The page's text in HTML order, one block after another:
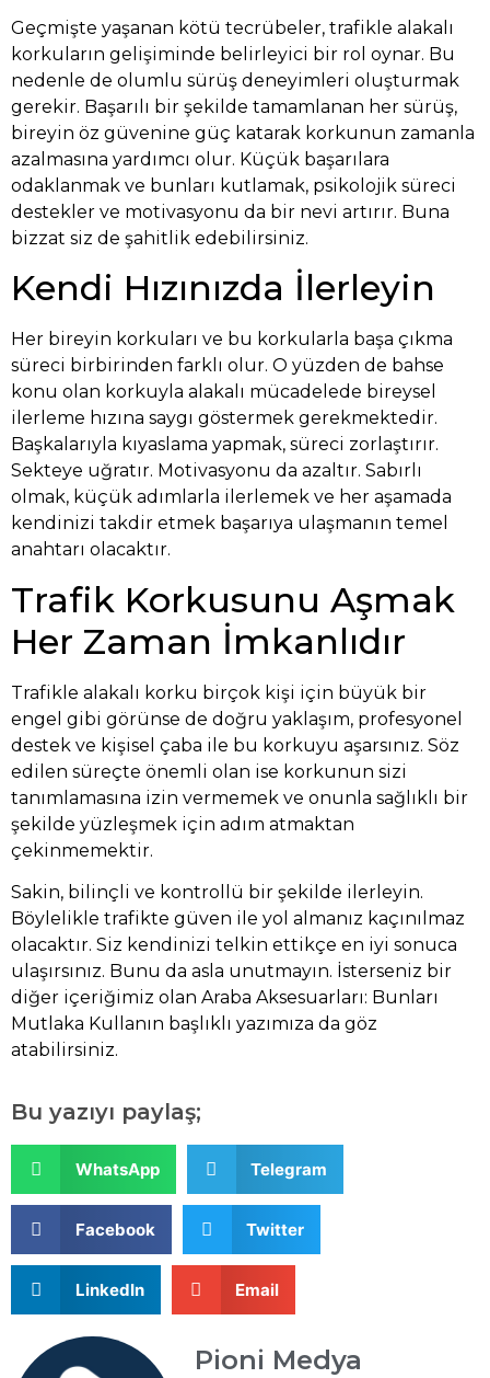
Geçmişte yaşanan kötü tecrübeler, trafikle alakalı
korkuların gelişiminde belirleyici bir rol oynar. Bu
nedenle de olumlu sürüş deneyimleri oluşturmak
gerekir. Başarılı bir şekilde tamamlanan her sürüş,
bireyin öz güvenine güç katarak korkunun zamanla
azalmasına yardımcı olur. Küçük başarılara
odaklanmak ve bunları kutlamak, psikolojik süreci
destekler ve motivasyonu da bir nevi artırır. Buna
bizzat siz de şahitlik edebilirsiniz.
Kendi Hızınızda İlerleyin
Her bireyin korkuları ve bu korkularla başa çıkma
süreci birbirinden farklı olur. O yüzden de bahse
konu olan korkuyla alakalı mücadelede bireysel
ilerleme hızına saygı göstermek gerekmektedir.
Başkalarıyla kıyaslama yapmak, süreci zorlaştırır.
Sekteye uğratır. Motivasyonu da azaltır. Sabırlı
olmak, küçük adımlarla ilerlemek ve her aşamada
kendinizi takdir etmek başarıya ulaşmanın temel
anahtarı olacaktır.
Trafik Korkusunu Aşmak
Her Zaman İmkanlıdır
Trafikle alakalı korku birçok kişi için büyük bir
engel gibi görünse de doğru yaklaşım, profesyonel
destek ve kişisel çaba ile bu korkuyu aşarsınız. Söz
edilen süreçte önemli olan ise korkunun sizi
tanımlamasına izin vermemek ve onunla sağlıklı bir
şekilde yüzleşmek için adım atmaktan
çekinmemektir.
Sakin, bilinçli ve kontrollü bir şekilde ilerleyin.
Böylelikle trafikte güven ile yol almanız kaçınılmaz
olacaktır. Siz kendinizi telkin ettikçe en iyi sonuca
ulaşırsınız. Bunu da asla unutmayın. İsterseniz bir
diğer içeriğimiz olan Araba Aksesuarları: Bunları
Mutlaka Kullanın başlıklı yazımıza da göz
atabilirsiniz.
Bu yazıyı paylaş;
WhatsApp Telegram
Facebook Twitter
LinkedIn Email
Pioni Medya